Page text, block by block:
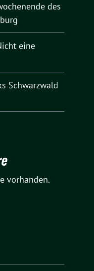
des
eine
Schwarzwald
vorhanden.